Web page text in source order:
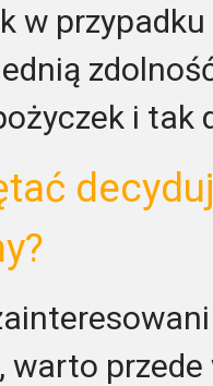
w
i tak
warto